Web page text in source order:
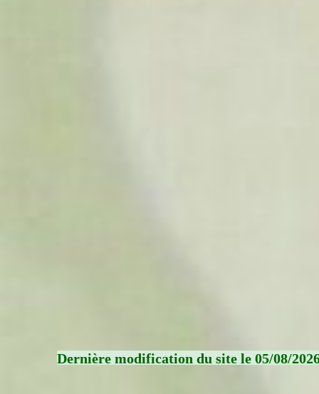
Dernière modification du site le 05/08/